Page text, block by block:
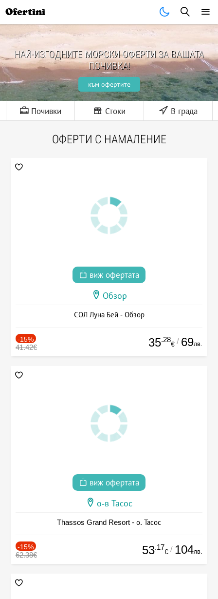
Ofertini
НАЙ-ИЗГОДНИТЕ МОРСКИ ОФЕРТИЗА ВАШАТА
ПОЧИВКА!
към офертите
Почивки Стоки В града
ОФЕРТИ С НАМАЛЕНИЕ
виж офертата
Обзор
СОЛ Луна Бей - Обзор
-15%
41.42€ 35.28
€ / 69лв.
виж офертата
о-в Тасос
Thassos Grand Resort - о. Тасос
-15%
62.38€ 53.17
€ / 104лв.